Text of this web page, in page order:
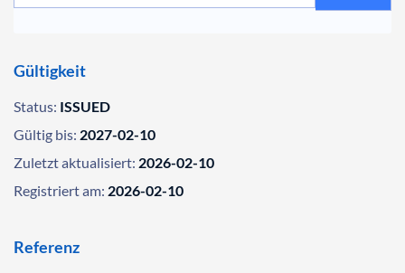
Gültigkeit
Status: ISSUED
Gültig bis: 2027-02-10
Zuletzt aktualisiert: 2026-02-10
Registriert am: 2026-02-10
Referenz